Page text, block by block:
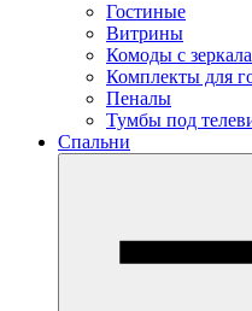
Гостиные
Витрины
Комоды с
Комплекты для
Пеналы
Тумбы под
Спальни